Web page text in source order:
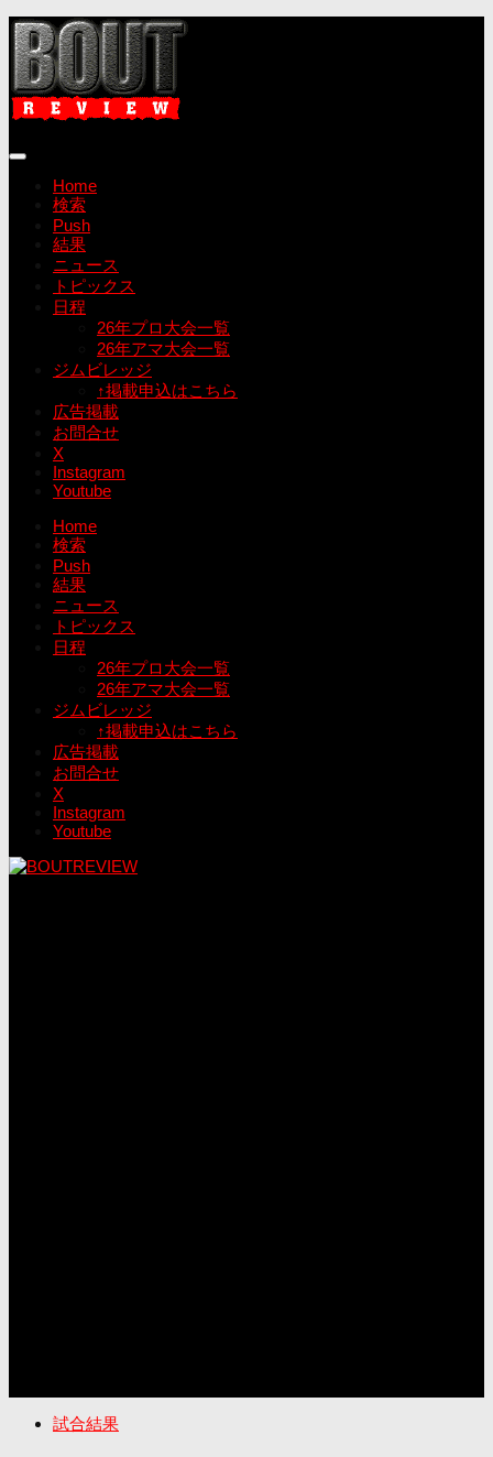
コ
ン
テ
ン
ツ
ス
Home
検索
Push
結果
ニュース
トピックス
日程
26年プロ大会一覧
26年アマ大会一覧
ジムビレッジ
↑掲載申込はこちら
広告掲載
お問合せ
X
Instagram
Youtube
Home
検索
Push
結果
ニュース
トピックス
日程
26年プロ大会一覧
26年アマ大会一覧
ジムビレッジ
↑掲載申込はこちら
広告掲載
お問合せ
X
Instagram
Youtube
試合結果